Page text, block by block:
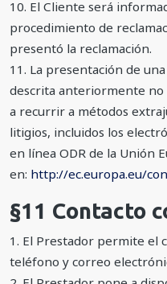
10. El Cliente será
procedimiento de
presentó la reclamación.
11. La presentación de
descrita anteriormente no
a recurrir a métodos
litigios, incluidos los
en línea ODR de la Unión
en: http://ec.europa.eu/
§11 Contacto
1. El Prestador permite el
teléfono y correo